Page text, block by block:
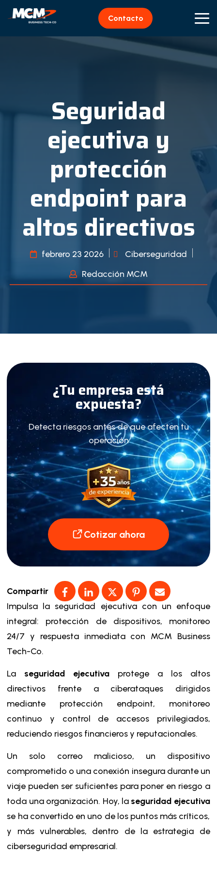
Contacto
Seguridad
ejecutiva y
protección
endpoint para
altos directivos
febrero 23 2026
Ciberseguridad
Redacción MCM
¿Tu empresa está
expuesta?
Detecta riesgos antes de que afecten tu
operación
Cotizar ahora
Compartir
Impulsa la seguridad ejecutiva con un enfoque
integral: protección de dispositivos, monitoreo
24/7 y respuesta inmediata con MCM Business
Tech-Co.
La seguridad ejecutiva protege a los altos
directivos frente a ciberataques dirigidos
mediante protección endpoint, monitoreo
continuo y control de accesos privilegiados,
reduciendo riesgos financieros y reputacionales.
Un solo correo malicioso, un dispositivo
comprometido o una conexión insegura durante un
viaje pueden ser suficientes para poner en riesgo a
toda una organización. Hoy, la seguridad ejecutiva
se ha convertido en uno de los puntos más críticos,
y más vulnerables, dentro de la estrategia de
ciberseguridad empresarial.